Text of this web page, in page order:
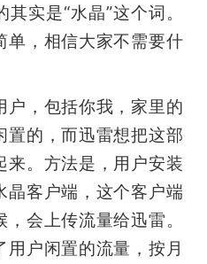
实是“水晶”这个词。
单，相信大家不需要什
户，包括你我，家里的
置的，而迅雷想把这部
来。方法是，用户安装
晶客户端，这个客户端
会上传流量给迅雷。
户闲置的流量，按月